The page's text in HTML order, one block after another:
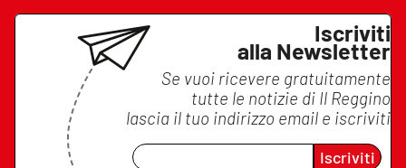
Iscriviti
alla Newsletter
Se vuoi ricevere gratuitamente
tutte le notizie di Il Reggino
lascia il tuo indirizzo email e iscriviti
Iscriviti